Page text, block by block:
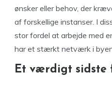
ønsker eller behov, der
af forskellige instanser. I
stor fordel at arbejde med
har et stærkt netværk i
Et værdigt sidste